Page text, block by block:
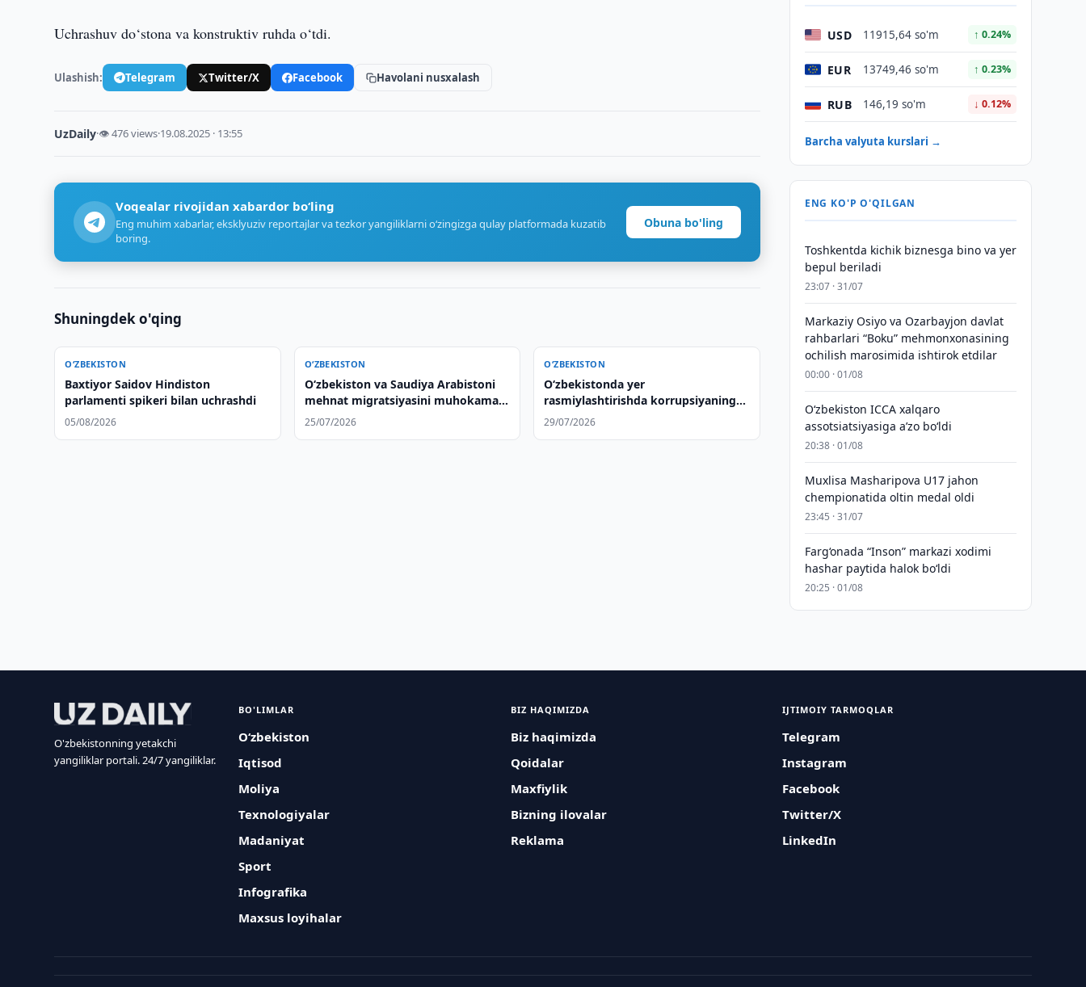
Uchrashuv do‘stona va konstruktiv ruhda o‘tdi.
Ulashish: Telegram Twitter/X Facebook Havolani nusxalash
UzDaily·👁 476 views·19.08.2025 · 13:55
Voqealar rivojidan xabardor bo‘ling
Eng muhim xabarlar, eksklyuziv reportajlar va tezkor yangiliklarni o‘zingizga qulay platformada kuzatib
boring.
Obuna bo'ling
Shuningdek o'qing
O‘ZBEKISTON
Baxtiyor Saidov Hindiston
parlamenti spikeri bilan uchrashdi
05/08/2026
O‘ZBEKISTON
Oʻzbekiston va Saudiya Arabistoni
mehnat migratsiyasini muhokama
qilishdi
25/07/2026
O‘ZBEKISTON
O‘zbekistonda yer
rasmiylashtirishda korrupsiyaning
ikki holati aniqlandi
29/07/2026
USD 11915,64 so'm ↑ 0.24%
EUR 13749,46 so'm ↑ 0.23%
RUB 146,19 so'm ↓ 0.12%
Barcha valyuta kurslari →
ENG KO'P O'QILGAN
Toshkentda kichik biznesga bino va yer
bepul beriladi
23:07 · 31/07
Markaziy Osiyo va Ozarbayjon davlat
rahbarlari “Boku” mehmonxonasining
ochilish marosimida ishtirok etdilar
00:00 · 01/08
O‘zbekiston ICCA xalqaro
assotsiatsiyasiga aʼzo bo‘ldi
20:38 · 01/08
Muxlisa Masharipova U17 jahon
chempionatida oltin medal oldi
23:45 · 31/07
Farg‘onada “Inson” markazi xodimi
hashar paytida halok bo‘ldi
20:25 · 01/08
O'zbekistonning yetakchi
yangiliklar portali. 24/7 yangiliklar.
BO'LIMLAR
O‘zbekiston
Iqtisod
Moliya
Texnologiyalar
Madaniyat
Sport
Infografika
Maxsus loyihalar
BIZ HAQIMIZDA
Biz haqimizda
Qoidalar
Maxfiylik
Bizning ilovalar
Reklama
IJTIMOIY TARMOQLAR
Telegram
Instagram
Facebook
Twitter/X
LinkedIn